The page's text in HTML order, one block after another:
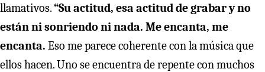
llamativos.“Su actitud, esa actitud de grabar y no
están ni sonriendo ni nada. Me encanta, me
encanta. Eso me parece coherente con la música que
ellos hacen. Uno se encuentra de repente con muchos